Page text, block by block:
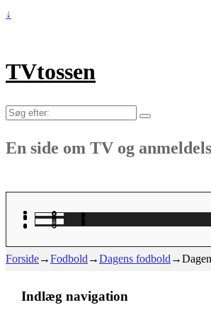
↓
TVtossen
Søg
En side om TV og
Forside→Fodbold →Dagens fodbold →
Indlæg navigation